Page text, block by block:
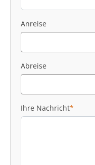
Anreise
Abreise
Ihre Nachricht*